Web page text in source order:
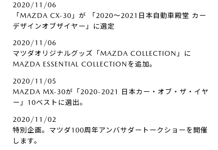
2020/11/06
「MAZDA CX-30」が 「2020～2021日本自動車殿堂 カー
デザインオブザイヤー」に選定
2020/11/06
マツダオリジナルグッズ「MAZDA COLLECTION」に
MAZDA ESSENTIAL COLLECTIONを追加。
2020/11/05
MAZDA MX-30が「2020-2021 日本カー・オブ・ザ・イヤ
ー」10ベストに選出。
2020/11/02
特別企画。マツダ100周年アンバサダートークショーを開催
します。